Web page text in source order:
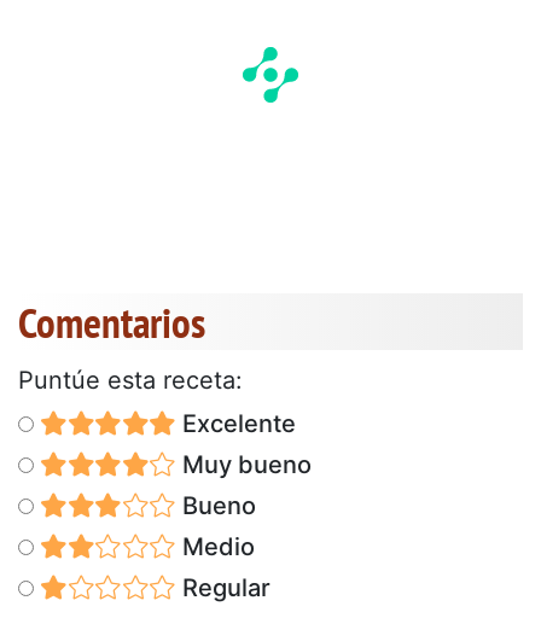
Comentarios
Puntúe esta receta:
Excelente
Muy bueno
Bueno
Medio
Regular